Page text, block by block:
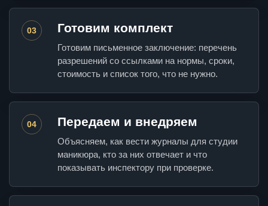
03 Готовим комплект
Готовим письменное заключение: перечень
разрешений со ссылками на нормы, сроки,
стоимость и список того, что не нужно.
04 Передаем и внедряем
Объясняем, как вести журналы для студии
маникюра, кто за них отвечает и что
показывать инспектору при проверке.